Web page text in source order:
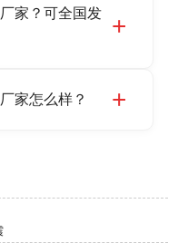
，地址迎宾大街 9
9 号，是专业隔震
芯、LNR 天然、
家？可全国发
体工厂现货充足，
，地址：衡水高新
家怎么样？
业生产经验，国标
全系列支座，资
、深化、供货、安
新区北方工业基地